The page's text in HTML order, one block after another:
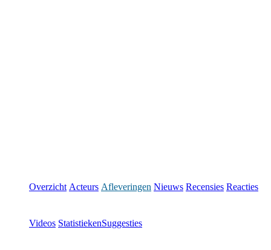
Overzicht Acteurs Afleveringen Nieuws Recensies Reacties
Videos StatistiekenSuggesties